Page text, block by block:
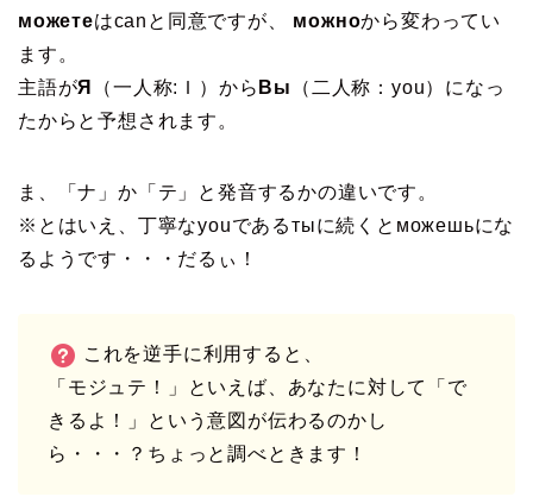
можетеはcanと同意ですが、 можноから変わってい
ます。
主語がЯ （一人称:Ｉ）から Вы
（二人称：you）になっ
たからと予想されます。
ま、「ナ」か「テ」と発音するかの違いです。
※とはいえ、丁寧なyouであるтыに続くとможешьにな
るようです・・・だるぃ！
これを逆手に利用すると、
「モジュテ！」といえば、あなたに対して「で
きるよ！」という意図が伝わるのかし
ら・・・？ちょっと調べときます！